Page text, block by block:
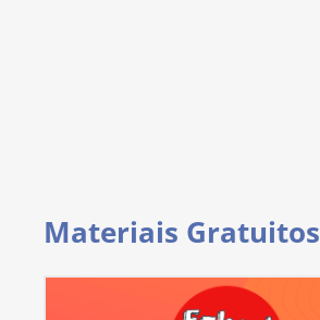
Materiais Gratuitos